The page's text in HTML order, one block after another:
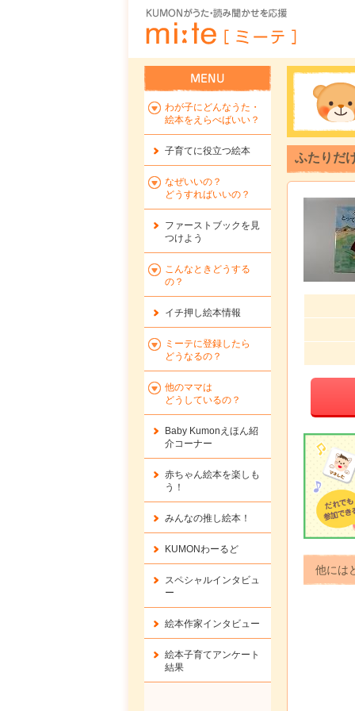
ふたりだ
他には
わが子にどんなうた・
絵本をえらべばいい？
子育てに役立つ絵本
なぜいいの？
どうすればいいの？
ファーストブックを 見
つけよう
こんなときどうする
の？
イチ押し絵本情報
ミーテに登録したら
どうなるの？
他のママは
どうしているの？
Baby Kumonえほん紹
介コーナー
赤ちゃん絵本を楽しも
う！
みんなの推し絵本！
KUMONわーるど
スペシャルインタビュ
ー
絵本作家インタビュー
絵本子育てアンケート
結果